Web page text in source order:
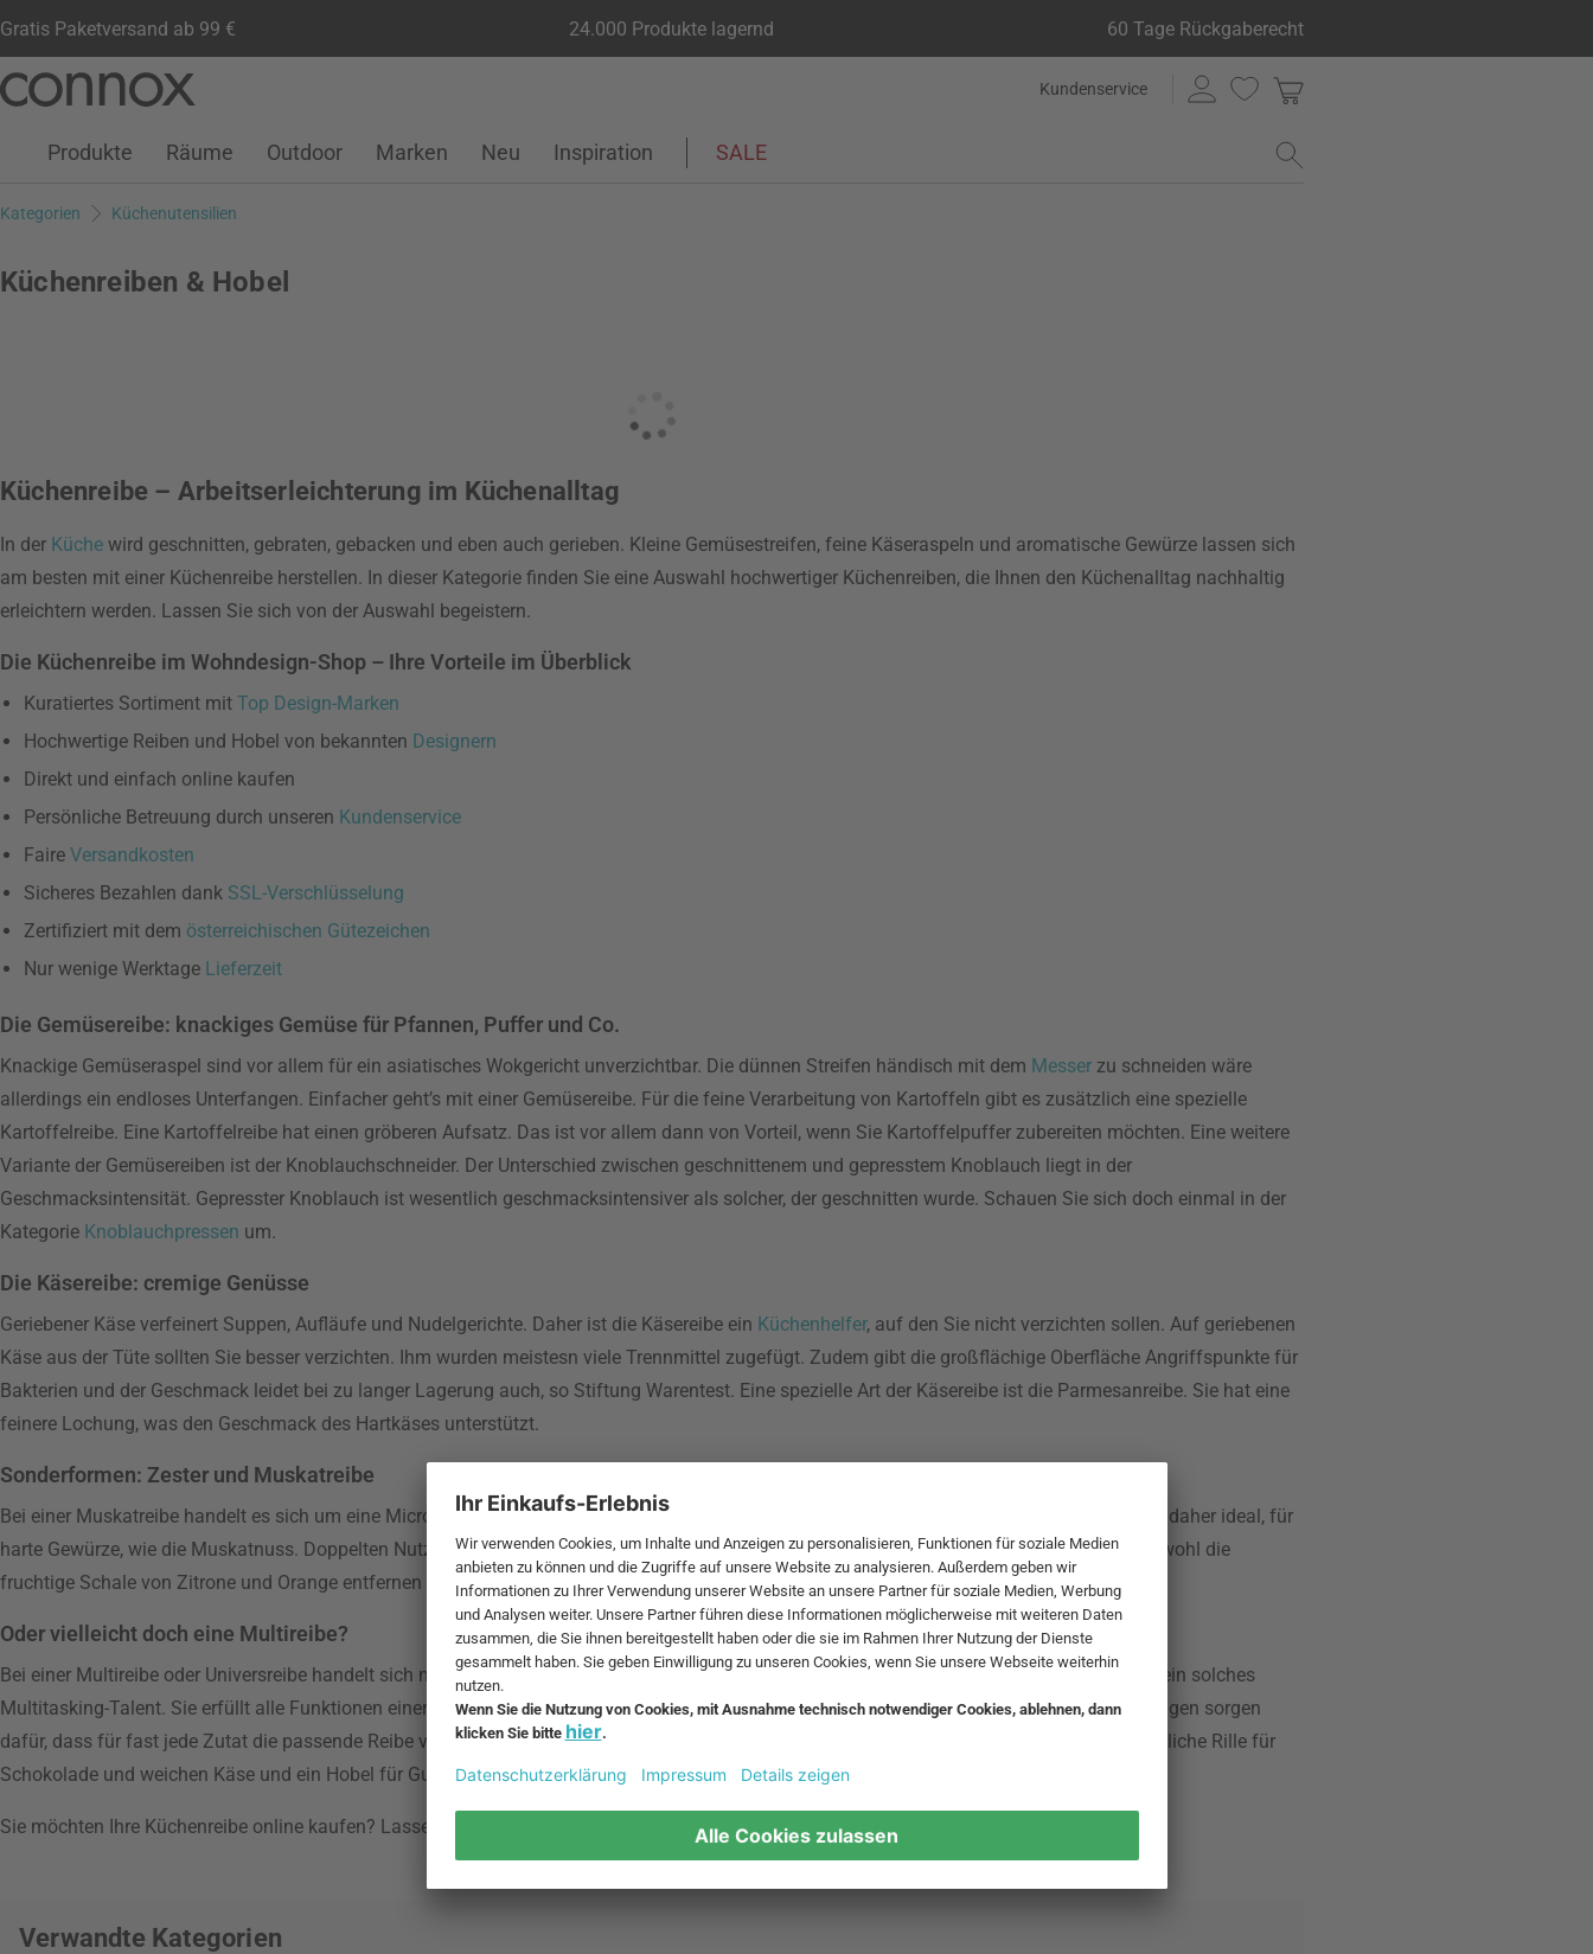
Gratis Paketversand ab 99 € 24.000 Produkte lagernd 60 Tage Rückgaberecht
Seiteninhalt
Suchfeld
Kundenservice
Kundenkonto
Wunschliste
Warenkorb
Produkte Räume Outdoor Marken Neu Inspiration SALE
Kategorien Küchenutensilien
Küchenreiben & Hobel
Küchenreibe – Arbeitserleichterung im Küchenalltag
In der Küche wird geschnitten, gebraten, gebacken und eben auch gerieben. Kleine Gemüsestreifen, feine Käseraspeln und aromatische Gewürze lassen sich
am besten mit einer Küchenreibe herstellen. In dieser Kategorie finden Sie eine Auswahl hochwertiger Küchenreiben, die Ihnen den Küchenalltag nachhaltig
erleichtern werden. Lassen Sie sich von der Auswahl begeistern.
Die Küchenreibe im Wohndesign-Shop – Ihre Vorteile im Überblick
Kuratiertes Sortiment mit Top Design-Marken
Hochwertige Reiben und Hobel von bekannten Designern
Direkt und einfach online kaufen
Persönliche Betreuung durch unseren Kundenservice
Faire Versandkosten
Sicheres Bezahlen dank SSL-Verschlüsselung
Zertifiziert mit dem österreichischen Gütezeichen
Nur wenige Werktage Lieferzeit
Die Gemüsereibe: knackiges Gemüse für Pfannen, Puffer und Co.
Knackige Gemüseraspel sind vor allem für ein asiatisches Wokgericht unverzichtbar. Die dünnen Streifen händisch mit dem Messer zu schneiden wäre
allerdings ein endloses Unterfangen. Einfacher geht’s mit einer Gemüsereibe. Für die feine Verarbeitung von Kartoffeln gibt es zusätzlich eine spezielle
Kartoffelreibe. Eine Kartoffelreibe hat einen gröberen Aufsatz. Das ist vor allem dann von Vorteil, wenn Sie Kartoffelpuffer zubereiten möchten. Eine weitere
Variante der Gemüsereiben ist der Knoblauchschneider. Der Unterschied zwischen geschnittenem und gepresstem Knoblauch liegt in der
Geschmacksintensität. Gepresster Knoblauch ist wesentlich geschmacksintensiver als solcher, der geschnitten wurde. Schauen Sie sich doch einmal in der
Kategorie Knoblauchpressen um.
Die Käsereibe: cremige Genüsse
Geriebener Käse verfeinert Suppen, Aufläufe und Nudelgerichte. Daher ist die Käsereibe ein Küchenhelfer, auf den Sie nicht verzichten sollen. Auf geriebenen
Käse aus der Tüte sollten Sie besser verzichten. Ihm wurden meistesn viele Trennmittel zugefügt. Zudem gibt die großflächige Oberfläche Angriffspunkte für
Bakterien und der Geschmack leidet bei zu langer Lagerung auch, so Stiftung Warentest. Eine spezielle Art der Käsereibe ist die Parmesanreibe. Sie hat eine
feinere Lochung, was den Geschmack des Hartkäses unterstützt.
Sonderformen: Zester und Muskatreibe
Bei einer Muskatreibe handelt es sich um eine Microplane Reibe. Diese Edelstahlreiben haben schärfere Kanten als normale Reiben und sind daher ideal, für
harte Gewürze, wie die Muskatnuss. Doppelten Nutzen hat ein Zestenreißer auch Zester genannt. Mit seinen scharfen Kanten können Sie sowohl die
fruchtige Schale von Zitrone und Orange entfernen als auch Muskat reiben.
Oder vielleicht doch eine Multireibe?
Bei einer Multireibe oder Universreibe handelt sich meistens um eine Vierkantreibe. Die platzsparende, faltbare Reibe von Joseph Joseph ist ein solches
Multitasking-Talent. Sie erfüllt alle Funktionen einer herkömmlichen Küchenreibe. Verschieden geformte, unterschiedlich große Edelstahl-Klingen sorgen
dafür, dass für fast jede Zutat die passende Reibe vorhanden ist: grob für Käse und Gemüse, fein für Parmesan, Knoblauch und Nüsse. Längliche Rille für
Schokolade und weichen Käse und ein Hobel für Gurken, Kartoffeln und anderes Gemüse.
Sie möchten Ihre Küchenreibe online kaufen? Lassen Sie sich sie bequem und innerhalb weniger Werktage von Connox nach Hause liefern.
Verwandte Kategorien